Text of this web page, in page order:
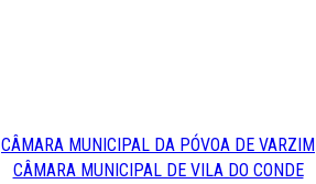
CÂMARA MUNICIPAL DA PÓVOA DE VARZIM
CÂMARA MUNICIPAL DE VILA DO CONDE